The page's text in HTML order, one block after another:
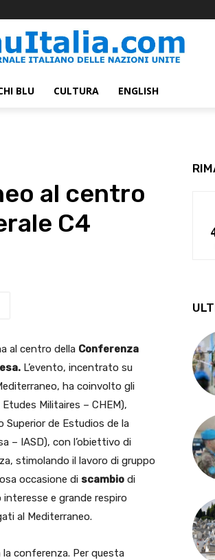
BLU CULTURA ENGLISH
al centro
C4
al centro della Conferenza
L’evento, incentrato su
ha coinvolto gli
Militaires – CHEM),
Superior de Estudios de la
– IASD), con l’obiettivo di
stimolando il lavoro di gruppo
occasione di scambio di
e grande respiro
al Mediterraneo.
conferenza. Per questa